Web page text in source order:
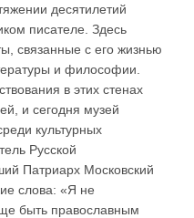
десятилетий
писателе. Здесь
связанные с его жизнью
и философии.
в этих стенах
и сегодня музей
культурных
Русской
Патриарх Московский
слова: «Я не
быть православным